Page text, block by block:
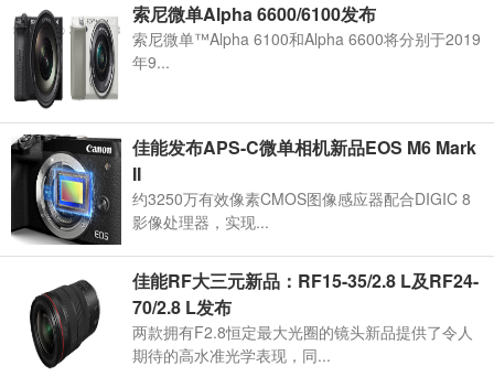
索尼微单Alpha 6600/6100发布
索尼微单™Alpha 6100和Alpha 6600将分别于2019
年9...
佳能发布APS-C微单相机新品EOS M6 Mark
II
约3250万有效像素CMOS图像感应器配合DIGIC 8
影像处理器，实现...
佳能RF大三元新品：RF15-35/2.8 L及RF24-
70/2.8 L发布
两款拥有F2.8恒定最大光圈的镜头新品提供了令人
期待的高水准光学表现，同...